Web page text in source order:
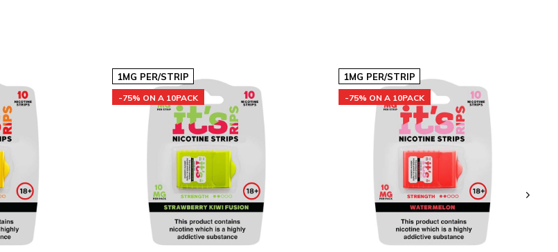
1MG PER/STRIP
-75% ON A 10PACK
1MG PER/STRIP
-75% ON A 10PACK